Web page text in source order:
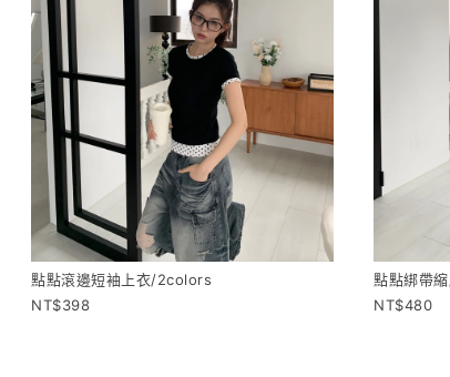
點點滾邊短袖上衣/2colors
398
點點綁帶
480